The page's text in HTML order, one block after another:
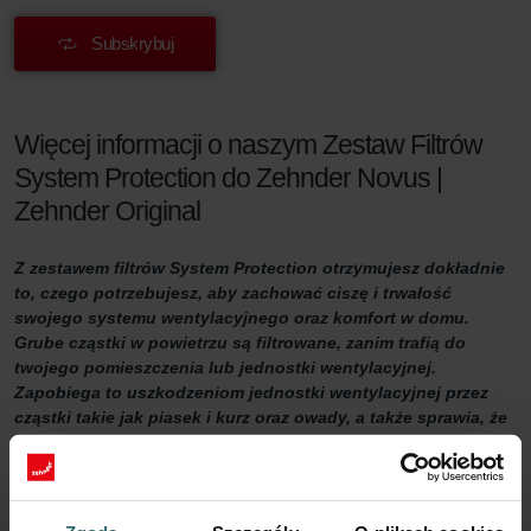
Subskrybuj
Więcej informacji o naszym Zestaw Filtrów
System Protection do Zehnder Novus |
Zehnder Original
Z zestawem filtrów System Protection otrzymujesz dokładnie
to, czego potrzebujesz, aby zachować ciszę i trwałość
swojego systemu wentylacyjnego oraz komfort w domu.
Grube cząstki w powietrzu są filtrowane, zanim trafią do
twojego pomieszczenia lub jednostki wentylacyjnej.
Zapobiega to uszkodzeniom jednostki wentylacyjnej przez
cząstki takie jak piasek i kurz oraz owady, a także sprawia, że
powietrze wewnątrz domu jest bardziej komfortowe.
Zestaw Filtrów System Protection